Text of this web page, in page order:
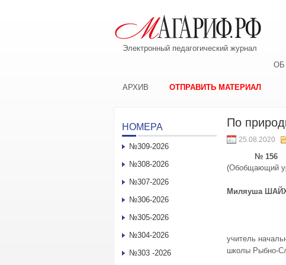
Электронный педагогический журнал
ОБ
АРХИВ ОТПРАВИТЬ МАТЕРИАЛ
По
25.08.2020
№ 156
(Обобщающий
Миляуша
учитель
школы Рыбно-
НОМЕРА
№309-2026
№308-2026
№307-2026
№306-2026
№305-2026
№304-2026
№303 -2026